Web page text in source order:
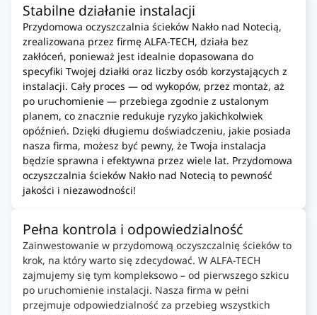
Stabilne działanie instalacji
Przydomowa oczyszczalnia ścieków Nakło nad Notecią,
zrealizowana przez firmę ALFA-TECH, działa bez
zakłóceń, ponieważ jest idealnie dopasowana do
specyfiki Twojej działki oraz liczby osób korzystających z
instalacji. Cały proces — od wykopów, przez montaż, aż
po uruchomienie — przebiega zgodnie z ustalonym
planem, co znacznie redukuje ryzyko jakichkolwiek
opóźnień. Dzięki długiemu doświadczeniu, jakie posiada
nasza firma, możesz być pewny, że Twoja instalacja
będzie sprawna i efektywna przez wiele lat. Przydomowa
oczyszczalnia ścieków Nakło nad Notecią to pewność
jakości i niezawodności!
Pełna kontrola i odpowiedzialność
Zainwestowanie w przydomową oczyszczalnię ścieków to
krok, na który warto się zdecydować. W ALFA-TECH
zajmujemy się tym kompleksowo – od pierwszego szkicu
po uruchomienie instalacji. Nasza firma w pełni
przejmuje odpowiedzialność za przebieg wszystkich